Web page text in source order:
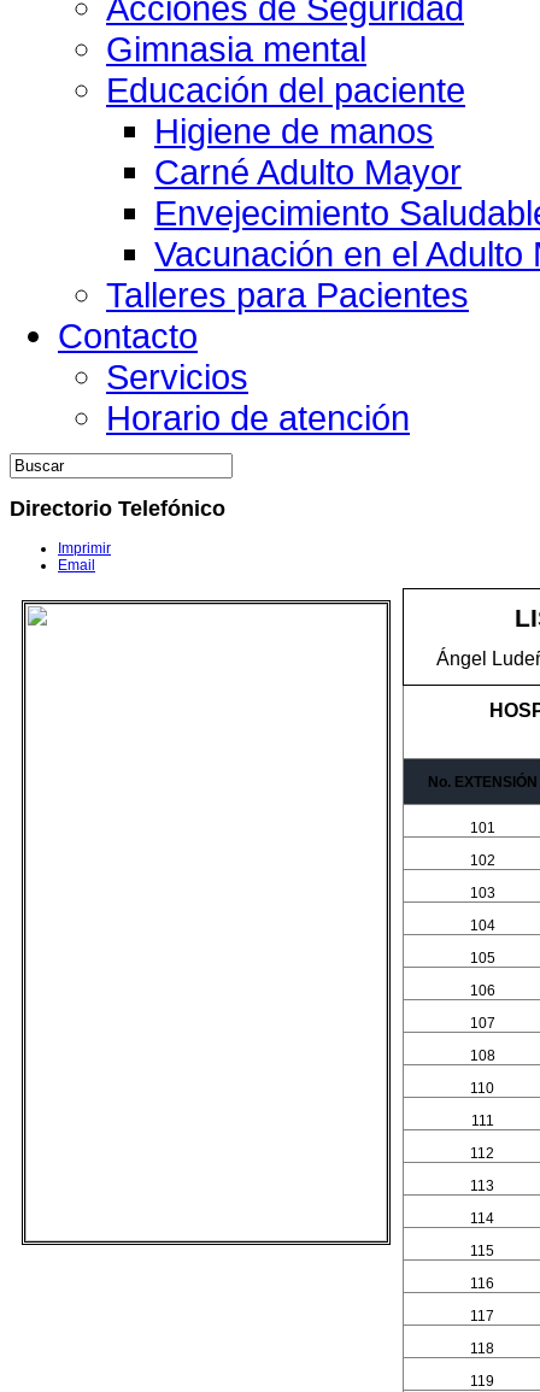
Gimnasia mental
Educación del paciente
Higiene de manos
Carné Adulto Mayor
Envejecimiento
Vacunación en el Adulto
Talleres para Pacientes
Contacto
Servicios
Horario de atención
Directorio Telefónico
Imprimir
Email
Ángel
No. EXTENSIÓN
101
102
103
104
105
106
107
108
110
111
112
113
114
115
116
117
118
119